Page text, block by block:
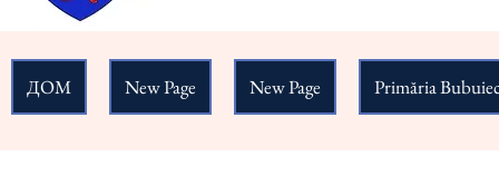
ДОМ New Page New Page Primăria